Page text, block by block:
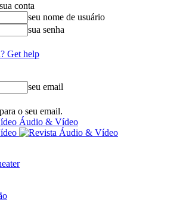
conta
seu nome de usuário
sua senha
Get help
seu email
o seu email.
Áudio & Vídeo